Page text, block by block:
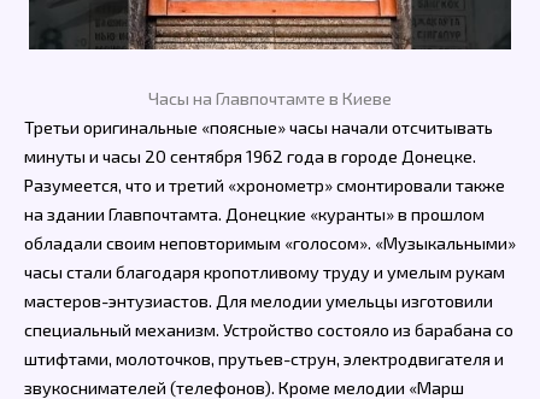
Часы на Главпочтамте в Киеве
Третьи оригинальные «поясные» часы начали отсчитывать
минуты и часы 20 сентября 1962 года в городе Донецке.
Разумеется, что и третий «хронометр» смонтировали также
на здании Главпочтамта. Донецкие «куранты» в прошлом
обладали своим неповторимым «голосом». «Музыкальными»
часы стали благодаря кропотливому труду и умелым рукам
мастеров-энтузиастов. Для мелодии умельцы изготовили
специальный механизм. Устройство состояло из барабана со
штифтами, молоточков, прутьев-струн, электродвигателя и
звукоснимателей (телефонов). Кроме мелодии «Марш